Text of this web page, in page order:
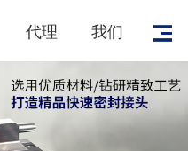
代理 我们